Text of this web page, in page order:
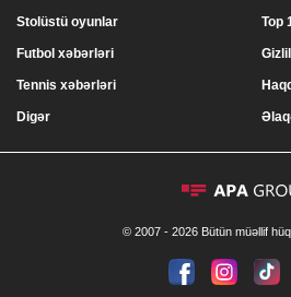
Stolüstü oyunlar Top
Futbol xəbərləri
Tennis xəbərləri
Digər
© 2007 - 2026 Bütün müəllif